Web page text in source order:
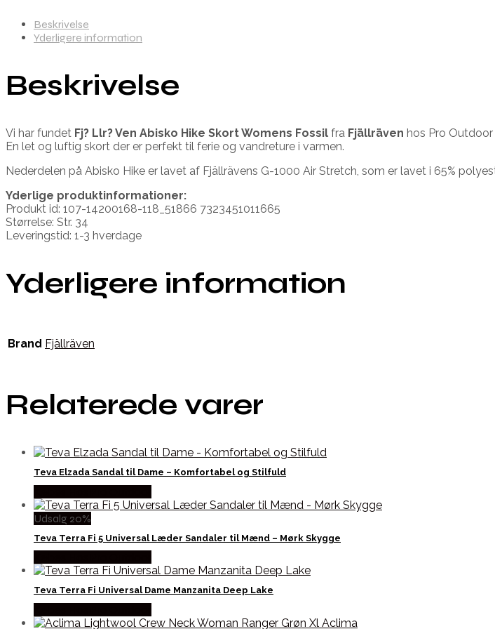
Beskrivelse
Yderligere information
Beskrivelse
Vi har fundet Fj? Llr? Ven Abisko Hike Skort Womens Fossil fra Fjällräven hos Pro
En let og luftig skort der er perfekt til ferie og vandreture i varmen.
Nederdelen på Abisko Hike er lavet af Fjällrävens G-1000 Air Stretch, som er lavet i 65%
Yderlige produktinformationer:
Produkt id: 107-14200168-118_51866 7323451011665
Størrelse: Str. 34
Leveringstid: 1-3 hverdage
Yderligere information
Brand Fjällräven
Relaterede varer
Teva Elzada Sandal til Dame – Komfortabel og Stilfuld
Udsalg 20%
Teva Terra Fi 5 Universal Læder Sandaler til Mænd – Mørk Skygge
Teva Terra Fi Universal Dame Manzanita Deep Lake